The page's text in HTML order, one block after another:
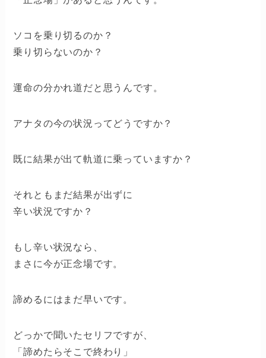
ソコを乗り切るのか？
乗り切らないのか？
運命の分かれ道だと思うんです。
アナタの今の状況ってどうですか？
既に結果が出て軌道に乗っていますか？
それともまだ結果が出ずに
辛い状況ですか？
もし辛い状況なら、
まさに今が正念場です。
諦めるにはまだ早いです。
どっかで聞いたセリフですが、
「諦めたらそこで終わり」